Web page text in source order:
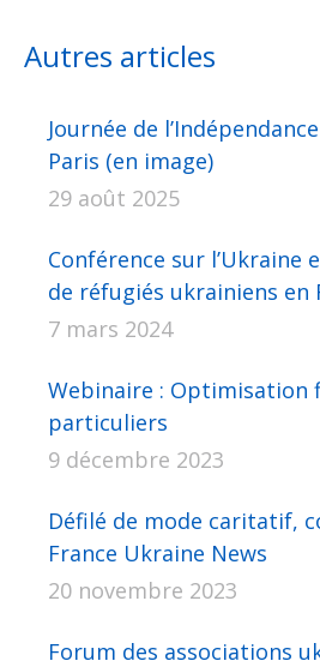
Autres articles
Journée de
Paris (en image)
29 août 2025
Conférence sur l’Ukraine
de réfugiés ukrainiens en
7 mars 2024
Webinaire : Optimisation
particuliers
9 décembre 2023
Défilé de mode caritatif,
France Ukraine News
20 novembre 2023
Forum des associations